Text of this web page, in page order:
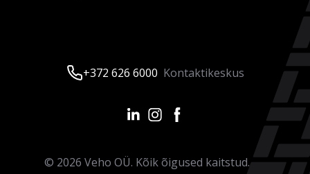
+372 626 6000 Kontaktikeskus
© 2026 Veho OÜ. Kõik õigused kaitstud.